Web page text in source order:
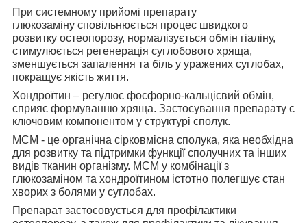
При системному прийомі препарату
глюкозаміну сповільнюється процес швидкого
розвитку остеопорозу, нормалізується обмін гіаліну,
стимулюється регенерація суглобового хряща,
зменшується запалення та біль у уражених суглобах,
покращує якість життя.
Хондроїтин – регулює фосфорно-кальцієвий обмін,
сприяє формуванню хряща. Застосування препарату є
ключовим компонентом у структурі сполук.
МСМ - це органічна сірковмісна сполука, яка необхідна
для розвитку та підтримки функції сполучних та інших
видів тканин організму. МСМ у комбінації з
глюкозаміном та хондроїтином істотно полегшує стан
хворих з болями у суглобах.
Препарат застосовується для профілактики